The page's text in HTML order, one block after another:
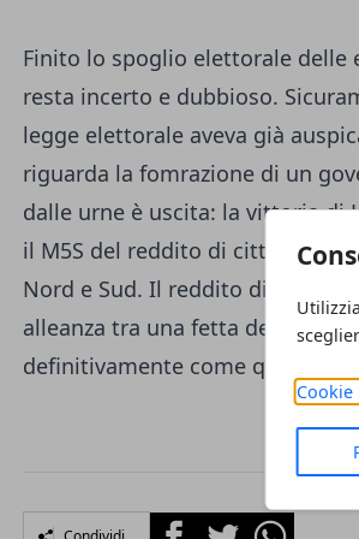
Cookie
Finito lo spoglio elettorale delle
resta incerto e dubbioso.
legge elettorale aveva già
riguarda la fomrazione di un
dalle urne è uscita: la vittoria di
il M5S del reddito di
Nord e Sud. Il reddito di
alleanza tra una fetta del PD e il
definitivamente come quella tra
FacebookTwitterWhatsapp